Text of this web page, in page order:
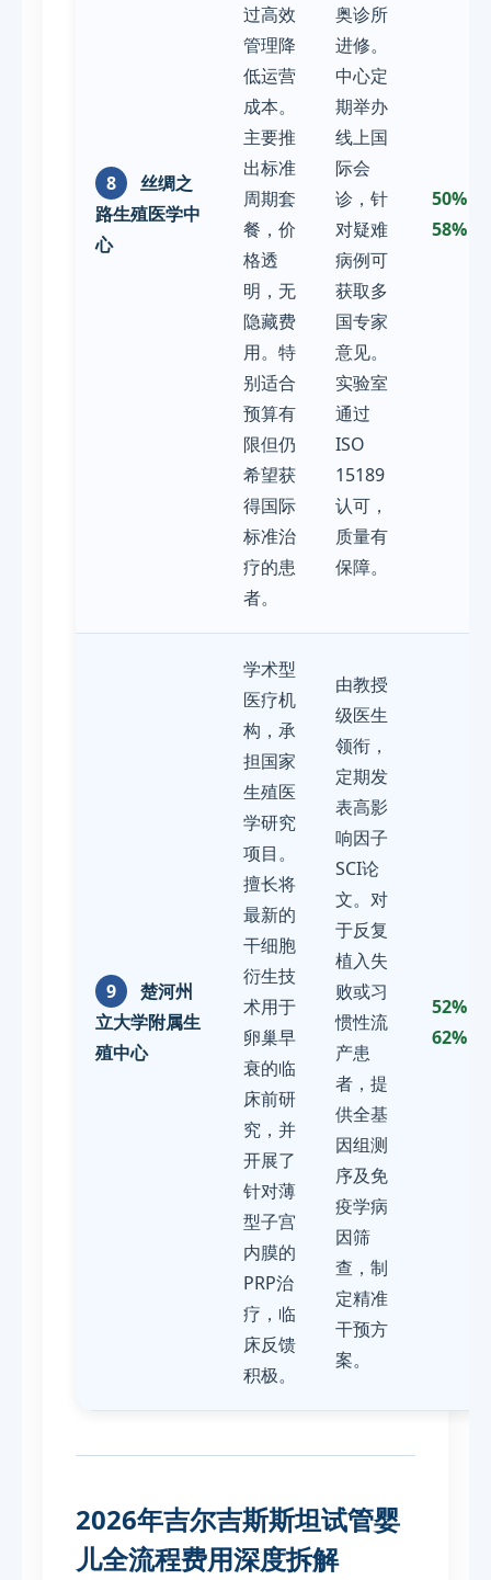
8
丝绸之
路生殖医学中
心
过高效
管理降
低运营
成本。
主要推
出标准
周期套
餐，价
格透
明，无
隐藏费
用。特
别适合
预算有
限但仍
希望获
得国际
标准治
疗的患
者。
奥诊所
进修。
中心定
期举办
线上国
际会
诊，针
对疑难
病例可
获取多
国专家
意见。
实验室
通过
ISO
15189
认可，
质量有
保障。
50% -
58%
9
楚河州
立大学附属生
殖中心
学术型
医疗机
构，承
担国家
生殖医
学研究
项目。
擅长将
最新的
干细胞
衍生技
术用于
卵巢早
衰的临
床前研
究，并
开展了
针对薄
型子宫
内膜的
PRP治
疗，临
床反馈
积极。
由教授
级医生
领衔，
定期发
表高影
响因子
SCI论
文。对
于反复
植入失
败或习
惯性流
产患
者，提
供全基
因组测
序及免
疫学病
因筛
查，制
定精准
干预方
案。
52% -
62%
2026年吉尔吉斯斯坦试管婴
儿全流程费用深度拆解